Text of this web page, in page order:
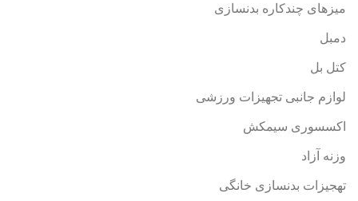
میزهای چندکاره بدنسازی
دمبل
کتل بل
لوازم جانبی تجهیزات ورزشی
اکسسوری سیمکش
وزنه آزاد
تهجیزات بدنسازی خانگی